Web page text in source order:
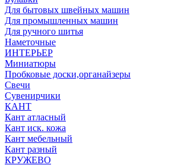
Для бытовых швейных машин
Для промышленных машин
Для ручного шитья
Наметочные
ИНТЕРЬЕР
Миниатюры
Пробковые доски,органайзеры
Свечи
Сувенирчики
КАНТ
Кант атласный
Кант иск. кожа
Кант мебельный
Кант разный
КРУЖЕВО